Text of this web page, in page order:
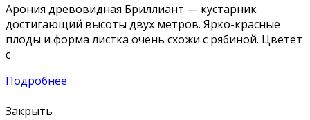
Арония древовидная Бриллиант — кустарник
достигающий высоты двух метров. Ярко-красные
плоды и форма листка очень схожи с рябиной. Цветет
с
Подробнее
Закрыть